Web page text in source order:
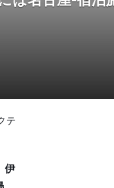
テ
伊